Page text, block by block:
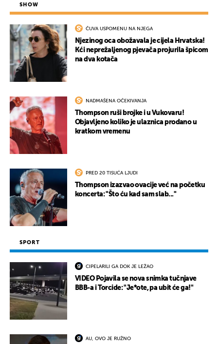
SHOW
ČUVA USPOMENU NA NJEGA
Njezinog oca obožavala je cijela Hrvatska!
Kći neprežaljenog pjevača projurila špicom
na dva kotača
NADMAŠENA OČEKIVANJA
Thompson ruši brojke i u Vukovaru!
Objavljeno koliko je ulaznica prodano u
kratkom vremenu
PRED 20 TISUĆA LJUDI
Thompson izazvao ovacije već na početku
koncerta: "Što ću kad sam slab..."
SPORT
CIPELARILI GA DOK JE LEŽAO
VIDEO Pojavila se nova snimka tučnjave
BBB-a i Torcide: "Je*ote, pa ubit će ga!"
AU, OVO JE RUŽNO